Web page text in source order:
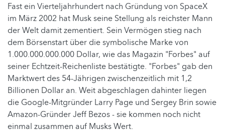
Fast ein Vierteljahrhundert nach Gründung von SpaceX
im März 2002 hat Musk seine Stellung als reichster Mann
der Welt damit zementiert. Sein Vermögen stieg nach
dem Börsenstart über die symbolische Marke von
1.000.000.000.000 Dollar, wie das Magazin "Forbes" auf
seiner Echtzeit-Reichenliste bestätigte. "Forbes" gab den
Marktwert des 54-Jährigen zwischenzeitlich mit 1,2
Billionen Dollar an. Weit abgeschlagen dahinter liegen
die Google-Mitgründer Larry Page und Sergey Brin sowie
Amazon-Gründer Jeff Bezos - sie kommen noch nicht
einmal zusammen auf Musks Wert.